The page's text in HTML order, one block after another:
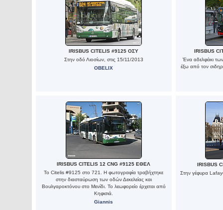
IRISBUS CITELIS #9125 ΟΣΥ
Στην οδό Λιοσίων, στις 15/11/2013
OBELIX
IRISBUS
Ένα αδελφάκι
έξω από τον
IRISBUS CITELIS 12 CNG #9125 ΕΘΕΛ
Το Citelis #9125 στο 721. Η φωτογραφία τραβήχτηκε
στην διασταύρωση των οδών Δεκελείας και
Βουλγαροκτόνου στο Μενίδι. Το λεωφορείο έρχεται από
Κηφισιά.
Giannis
IRISBUS
Στην γέφυρα